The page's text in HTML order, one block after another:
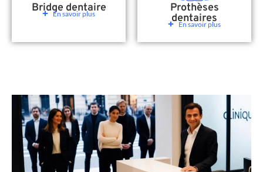
Bridge dentaire
En savoir plus Prothèses
dentaires
En savoir plus